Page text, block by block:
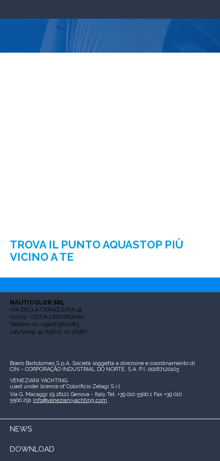
TROVA IL PUNTO AQUASTOP PIÙ
VICINO A TE
NAUTICOLOR SRL
VIA DELLA CORAZZATA 41
00121 - OSTIA LIDO (ROMA)
Telefon-nr: +3906 5612783
Lat/Long: 41.73603, 12.26387
Boero Bartolomeo S.p.A. Società soggetta a direzione e coordinamento di
CIN – CORPORAÇÃO INDUSTRIAL DO NORTE, S.A. P.I. 00267120103
VENEZIANI YACHTING
used under licence of Colorificio Zetagi S.r.l.
Via G. Macaggi 19 16121 Genova - Italy Tel. +39 010 5500.1 Fax +39 010
5500.291 info@venezianiyachting.com
NEWS
DOWNLOAD